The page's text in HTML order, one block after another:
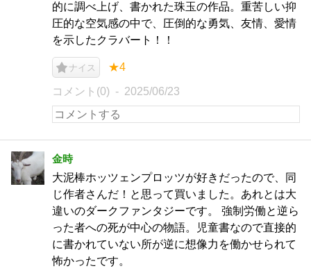
的に調べ上げ、書かれた珠玉の作品。重苦しい抑
圧的な空気感の中で、圧倒的な勇気、友情、愛情
を示したクラバート！！
ナイス ★4
コメント(0) 2025/06/23
金時
大泥棒ホッツェンプロッツが好きだったので、同
じ作者さんだ！と思って買いました。あれとは大
違いのダークファンタジーです。 強制労働と逆ら
った者への死が中心の物語。児童書なので直接的
に書かれていない所が逆に想像力を働かせられて
怖かったです。